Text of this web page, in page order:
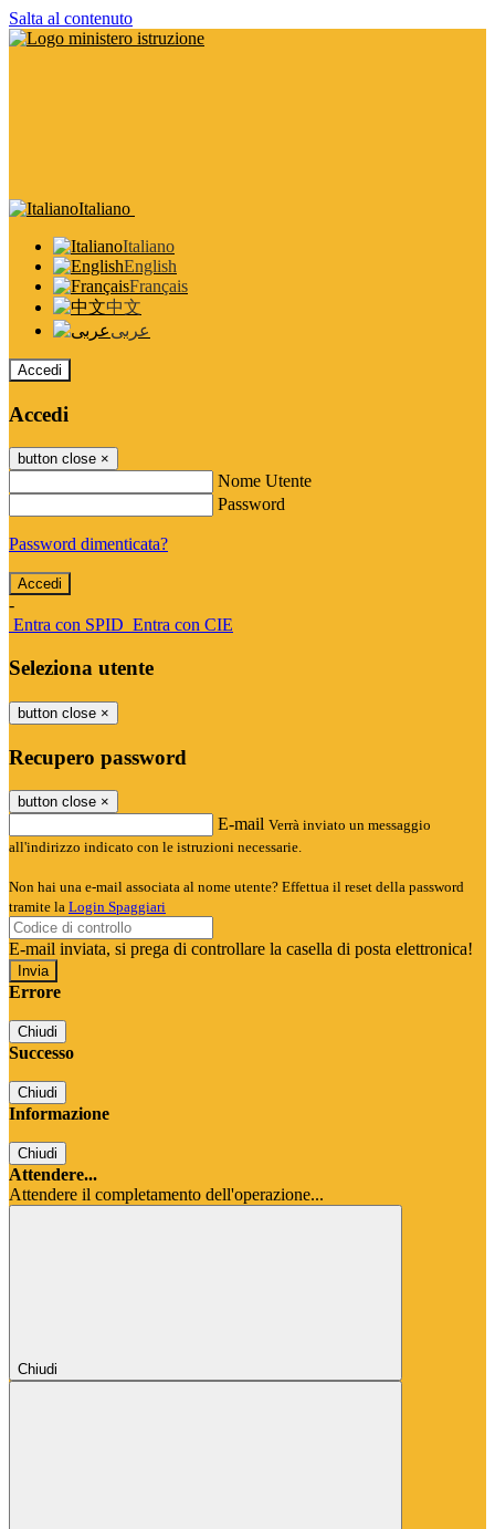
Salta al contenuto
Italiano
Italiano
English
Français
中文
عربى
Accedi
Accedi
button close ×
Nome Utente
Password
Password dimenticata?
-
Entra con SPID Entra con CIE
Seleziona utente
button close ×
Recupero password
button close ×
E-mail Verrà inviato un messaggio
all'indirizzo indicato con le istruzioni necessarie.
Non hai una e-mail associata al nome utente? Effettua il reset della password
tramite la Login Spaggiari
E-mail inviata, si prega di controllare la casella di posta elettronica!
Errore
Chiudi
Successo
Chiudi
Informazione
Chiudi
Attendere...
Attendere il completamento dell'operazione...
Chiudi